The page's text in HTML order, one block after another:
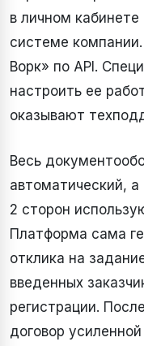
в личном кабинете
системе
Ворк» по API.
настроить ее
оказывают
Весь
автоматический,
2 сторон
Платформа сама
отклика на
введенных
регистрации.
договор